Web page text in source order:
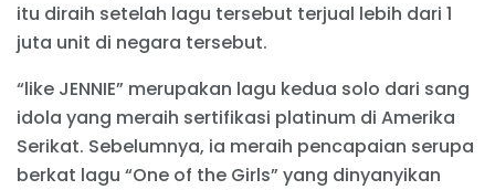
itu diraih setelah lagu tersebut terjual lebih dari 1
juta unit di negara tersebut.
“like JENNIE” merupakan lagu kedua solo dari sang
idola yang meraih sertifikasi platinum di Amerika
Serikat. Sebelumnya, ia meraih pencapaian serupa
berkat lagu “One of the Girls” yang dinyanyikan